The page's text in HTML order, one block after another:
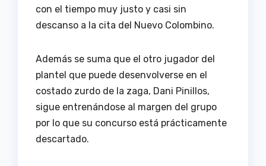
con el tiempo muy justo y casi sin
descanso a la cita del Nuevo Colombino.
Además se suma que el otro jugador del
plantel que puede desenvolverse en el
costado zurdo de la zaga, Dani Pinillos,
sigue entrenándose al margen del grupo
por lo que su concurso está prácticamente
descartado.